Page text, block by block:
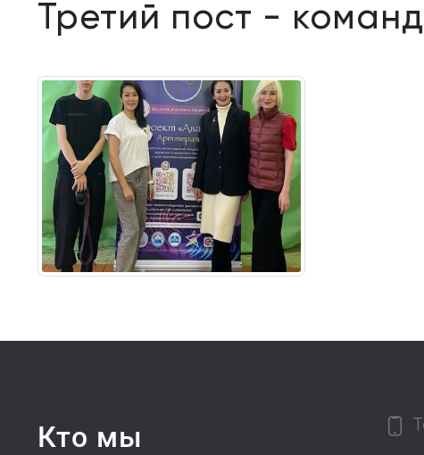
Третий пост -
Кто мы